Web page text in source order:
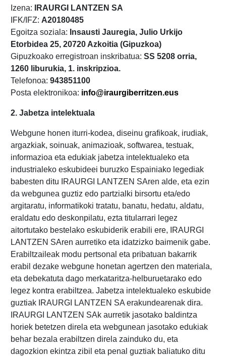
Izena:
IRAURGI LANTZEN SA
IFK/IFZ: A20180485
Egoitza soziala: Insausti Jauregia, Julio Urkijo
Etorbidea 25, 20720 Azkoitia (Gipuzkoa)
Gipuzkoako erregistroan inskribatua: SS 5208 orria,
1260 liburukia, 1. inskripzioa.
Telefonoa: 943851100
Posta elektronikoa: info@iraurgiberritzen.eus
2. Jabetza intelektuala
Webgune honen iturri-kodea, diseinu grafikoak, irudiak,
argazkiak, soinuak, animazioak, softwarea, testuak,
informazioa eta edukiak jabetza intelektualeko eta
industrialeko eskubideei buruzko Espainiako legediak
babesten ditu IRAURGI LANTZEN SAren alde, eta ezin
da webgunea guztiz edo partzialki birsortu eta/edo
argitaratu, informatikoki tratatu, banatu, hedatu, aldatu,
eraldatu edo deskonpilatu, ezta titularrari legez
aitortutako bestelako eskubiderik erabili ere, IRAURGI
LANTZEN SAren aurretiko eta idatzizko baimenik gabe.
Erabiltzaileak modu pertsonal eta pribatuan bakarrik
erabil dezake webgune honetan agertzen den materiala,
eta debekatuta dago merkataritza-helburuetarako edo
legez kontra erabiltzea. Jabetza intelektualeko eskubide
guztiak IRAURGI LANTZEN SA erakundearenak dira.
IRAURGI LANTZEN SAk aurretik jasotako baldintza
horiek betetzen direla eta webgunean jasotako edukiak
behar bezala erabiltzen direla zainduko du, eta
dagozkion ekintza zibil eta penal guztiak baliatuko ditu